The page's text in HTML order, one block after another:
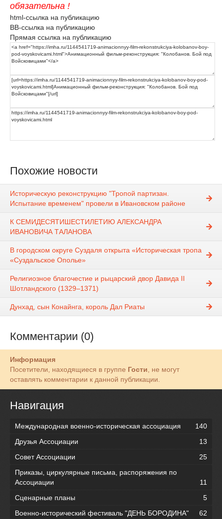
обязательна !
html-ссылка на публикацию
BB-ссылка на публикацию
Прямая ссылка на публикацию
Похожие новости
Историческую реконструкцию "Тропой партизан.
Испытание временем" провели в Ивановском районе
К СЕМИДЕСЯТИШЕСТИЛЕТИЮ АЛЕКСАНДРА
ИВАНОВИЧА ТАЛАНОВА
В городском округе Суздаля открыта «Историческая тропа
«Суздальское Ополье»
Религиозное благочестие и рыцарский двор Давида II
Шотландского (1329–1371)
Дунхад, сын Конайнга, король Дал Риаты
Комментарии (0)
Информация
Посетители, находящиеся в группе Гости , не могут
оставлять комментарии к данной публикации.
Навигация
Международная военно-историческая ассоциация
140
Друзья Ассоциации
13
Совет Ассоциации
25
Приказы, циркулярные письма, распоряжения по
Ассоциации
11
Сценарные планы
5
Военно-исторический фестиваль "ДЕНЬ БОРОДИНА"
62